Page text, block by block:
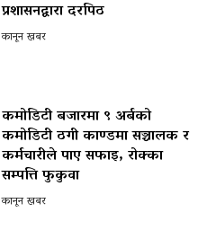
प्रशासनद्वारा दरपिठ
कानून खबर
कमोडिटी बजारमा ९ अर्बको
कमोडिटी ठगी काण्डमा सञ्चालक र
कर्मचारीले पाए सफाइ, रोक्का
सम्पत्ति फुकुवा
कानून खबर